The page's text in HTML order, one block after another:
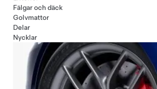
Fälgar och däck
Golvmattor
Delar
Nycklar